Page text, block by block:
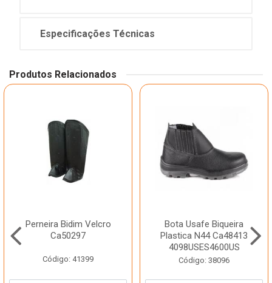
Especificações Técnicas
Produtos Relacionados
Perneira Bidim Velcro
Ca50297
Código: 41399
Bota Usafe Biqueira
Plastica N44 Ca48413
4098USES4600US
Código: 38096